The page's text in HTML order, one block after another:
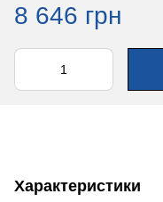
8 646 грн
Характеристики